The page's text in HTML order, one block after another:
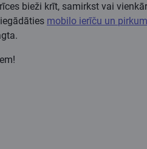
bieži krīt, samirkst vai
mobilo ierīču un pirkum